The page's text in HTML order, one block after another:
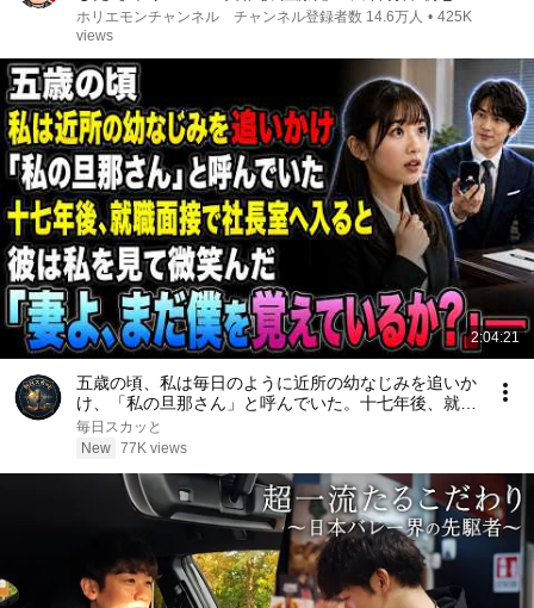
王 ノブ 恋つづ るろうに剣心 】
ホリエモンチャンネル チャンネル登録者数 14.6万人 • 425K
views
2:04:21
五歳の頃、私は毎日のように近所の幼なじみを追いか
け、「私の旦那さん」と呼んでいた。十七年後、就職
面接で社長室へ入ると、彼は私を見て微笑んだ。「妻
よ、まだ僕を覚えているか？」――
毎日スカッと
New 77K views